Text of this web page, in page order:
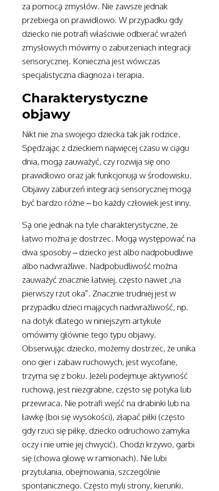
za pomocą zmysłów. Nie zawsze jednak
przebiega on prawidłowo. W przypadku gdy
dziecko nie potrafi właściwie odbierać wrażeń
zmysłowych mówimy o zaburzeniach integracji
sensorycznej. Konieczna jest wówczas
specjalistyczna diagnoza i terapia.
Charakterystyczne
objawy
Nikt nie zna swojego dziecka tak jak rodzice.
Spędzając z dzieckiem najwięcej czasu w ciągu
dnia, mogą zauważyć, czy rozwija się ono
prawidłowo oraz jak funkcjonują w środowisku.
Objawy zaburzeń integracji sensorycznej mogą
być bardzo różne – bo każdy człowiek jest inny.
Są one jednak na tyle charakterystyczne, że
łatwo można je dostrzec. Mogą występować na
dwa sposoby – dziecko jest albo nadpobudliwe
albo nadwrażliwe. Nadpobudliwość można
zauważyć znacznie łatwiej, często nawet „na
pierwszy rzut oka”. Znacznie trudniej jest w
przypadku dzieci mających nadwrażliwość, np.
na dotyk dlatego w niniejszym artykule
omówimy głównie tego typu objawy.
Obserwując dziecko, możemy dostrzec, że unika
ono gier i zabaw ruchowych, jest wycofane,
trzyma się z boku. Jeżeli podejmuje aktywność
ruchową, jest niezgrabne, często się potyka lub
przewraca. Nie potrafi wejść na drabinki lub na
ławkę (boi się wysokości), złapać piłki (często
gdy rzuci się piłkę, dziecko odruchowo zamyka
oczy i nie umie jej chwycić). Chodzi krzywo, garbi
się (chowa głowę w ramionach). Nie lubi
przytulania, obejmowania, szczególnie
spontanicznego. Często myli strony, kierunki.